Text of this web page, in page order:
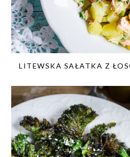
LITEWSKA SAŁATKA Z